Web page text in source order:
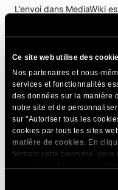
Ce site web utilise des
Nos partenaires et nous-
services et fonctionnalités
des données sur la manière
notre site et de
sur "Autoriser tous les
cookies par tous les sites
matière de cookies. En
fermant cette bannière, vous
L’envoi dans MediaWiki
assurer que
indiqué ci-dessous:
[crayon-
L’extension du fichier est
confirmer cela, ouvrez le
pour le modifier.
$wgFileExtensions .
dessous: